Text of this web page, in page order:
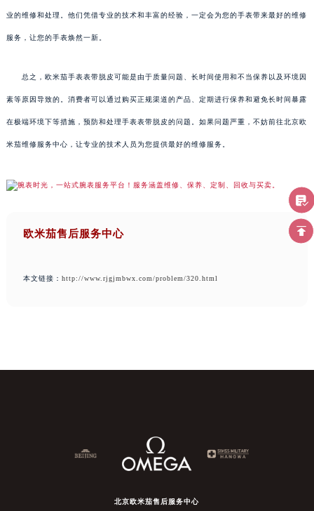
业的维修和处理。他们凭借专业的技术和丰富的经验，一定会为您的手表带来最好的维修
服务，让您的手表焕然一新。
总之，欧米茄手表表带脱皮可能是由于质量问题、长时间使用和不当保养以及环境因
素等原因导致的。消费者可以通过购买正规渠道的产品、定期进行保养和避免长时间暴露
在极端环境下等措施，预防和处理手表表带脱皮的问题。如果问题严重，不妨前往北京欧
米茄维修服务中心，让专业的技术人员为您提供最好的维修服务。
欧米茄售后服务中心
本文链接： http://www.rjgjmbwx.com/problem/320.html
北京欧米茄售后服务中心